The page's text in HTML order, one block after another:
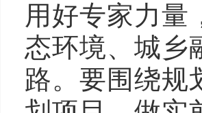
用好专家力量
态环境、城乡
路。要围绕规